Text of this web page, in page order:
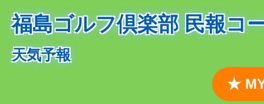
福島ゴルフ倶楽部 民報コ
天気予報
★